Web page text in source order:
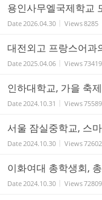
용인사무엘국제학교
Date 2026.04.30 Views8285
대전외고 프랑스어과
Date 2025.04.06 Views73419
인하대학교, 가을 축
Date 2024.10.31 Views75589
서울 잠실중학교, 스
Date 2024.10.30 Views72602
이화여대 총학생회,
Date 2024.10.30 Views72809